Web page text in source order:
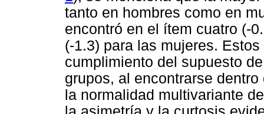
tanto en hombres como en
encontró en el ítem cuatro (-
(-1.3) para las mujeres.
cumplimiento del supuesto
grupos, al encontrarse
la normalidad multivariante